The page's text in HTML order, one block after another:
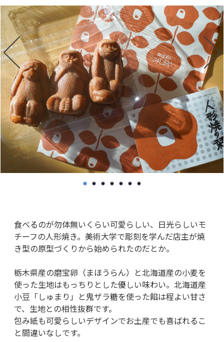
食べるのが勿体無いくらい可愛らしい、日光らしいモ
チーフの人形焼き。美術大学で彫刻を学んだ店主が焼
き型の原型づくりから始められたのだとか。
栃木県産の磨宝卵（まほうらん）と北海道産の小麦を
使った生地はもっちりとした優しい味わい。北海道産
小豆「しゅまり」と鬼ザラ糖を使った餡は程よい甘さ
で、生地との相性抜群です。
包み紙も可愛らしいデザインでお土産でも喜ばれるこ
と間違いなしです。